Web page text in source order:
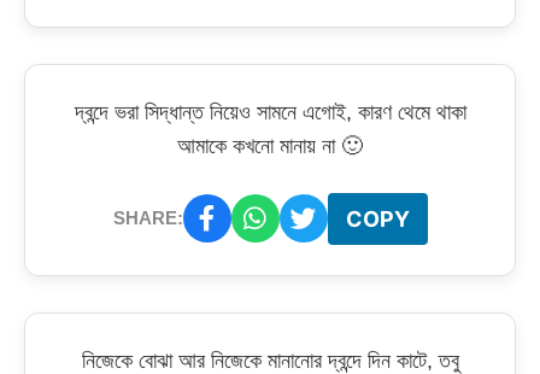
দ্বন্দে ভরা সিদ্ধান্ত নিয়েও সামনে এগোই, কারণ থেমে থাকা
আমাকে কখনো মানায় না 🙂
SHARE: COPY
নিজেকে বোঝা আর নিজেকে মানানোর দ্বন্দে দিন কাটে, তবু